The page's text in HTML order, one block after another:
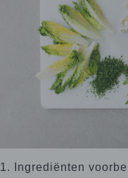
1. Ingrediënten